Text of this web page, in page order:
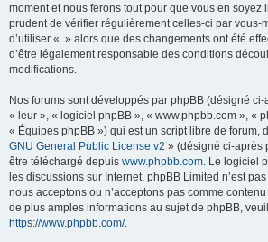
moment et nous ferons tout pour que vous en soyez
prudent de vérifier régulièrement celles-ci par vous-
d’utiliser « » alors que des changements ont été
d’être légalement responsable des conditions
modifications.
Nos forums sont développés par phpBB (désigné
« leur », « logiciel phpBB », « www.phpbb.com », «
« Équipes phpBB ») qui est un script libre de forum,
GNU General Public License v2 » (désigné ci-après
être téléchargé depuis www.phpbb.com. Le logiciel
les discussions sur Internet. phpBB Limited n’est
nous acceptons ou n’acceptons pas comme
de plus amples informations au sujet de phpBB,
https://www.phpbb.com/.